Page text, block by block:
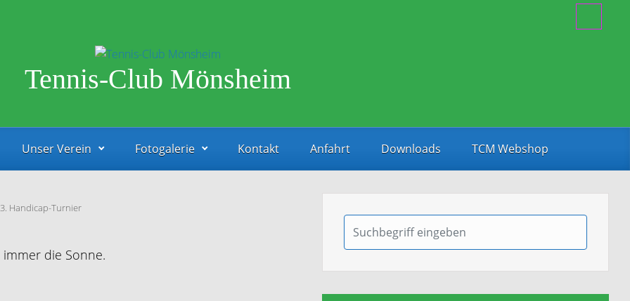
Tennis-Club Mönsheim
Unser Verein Fotogalerie Kontakt Anfahrt Downloads TCM Webshop
3. Handicap-Turnier
die Sonne.